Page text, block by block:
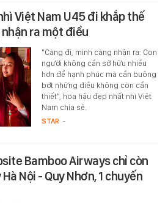
Việt Nam U45 đi khắp thế
ra một điều
"Càng đi, mình càng nhận ra: Con
người không cần sở hữu nhiều
hơn để hạnh phúc mà cần buông
bớt những điều không còn cần
thiết", hoa hậu đẹp nhất nhì Việt
Nam chia sẻ.
STAR -
Bamboo Airways chỉ còn
Nội - Quy Nhơn, 1 chuyến